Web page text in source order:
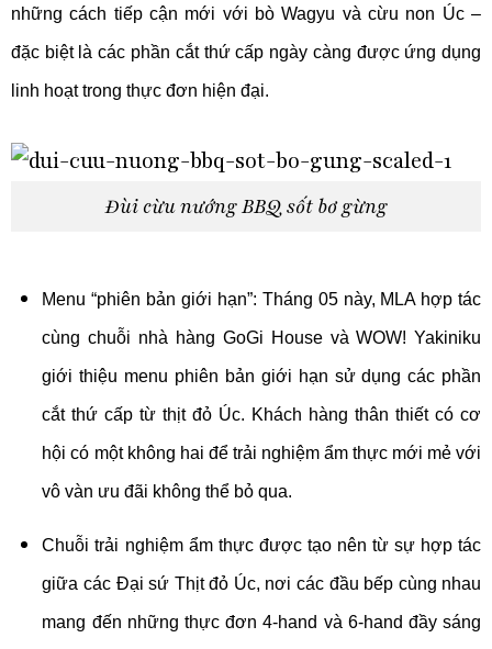
những cách tiếp cận mới với bò Wagyu và cừu non Úc –
đặc biệt là các phần cắt thứ cấp ngày càng được ứng dụng
linh hoạt trong thực đơn hiện đại.
Đùi cừu nướng BBQ sốt bơ gừng
Menu “phiên bản giới hạn”: Tháng 05 này, MLA hợp tác
cùng chuỗi nhà hàng GoGi House và WOW! Yakiniku
giới thiệu menu phiên bản giới hạn sử dụng các phần
cắt thứ cấp từ thịt đỏ Úc. Khách hàng thân thiết có cơ
hội có một không hai để trải nghiệm ẩm thực mới mẻ với
vô vàn ưu đãi không thể bỏ qua.
Chuỗi trải nghiệm ẩm thực được tạo nên từ sự hợp tác
giữa các Đại sứ Thịt đỏ Úc, nơi các đầu bếp cùng nhau
mang đến những thực đơn 4-hand và 6-hand đầy sáng